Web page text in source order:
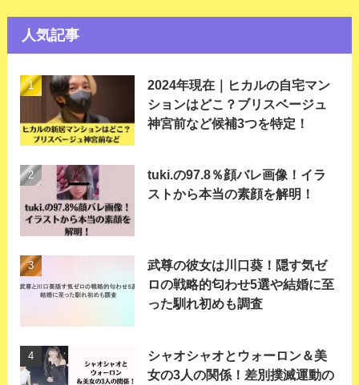
人気記事
2024年現在｜ヒカルの自宅マン
ションはどこ？ブリスベージュ
神宮前など候補3つを特定！
tuki.の97.8％顔バレ画像！イラ
ストから本当の素顔を解明！
武尊の彼女は川口葵！隠す気ゼ
ロの戦略的匂わせ5選や結婚に至
った馴れ初めも調査
シャオシャオとウォーロン＆美
女の3人の関係！差別撲滅運動の